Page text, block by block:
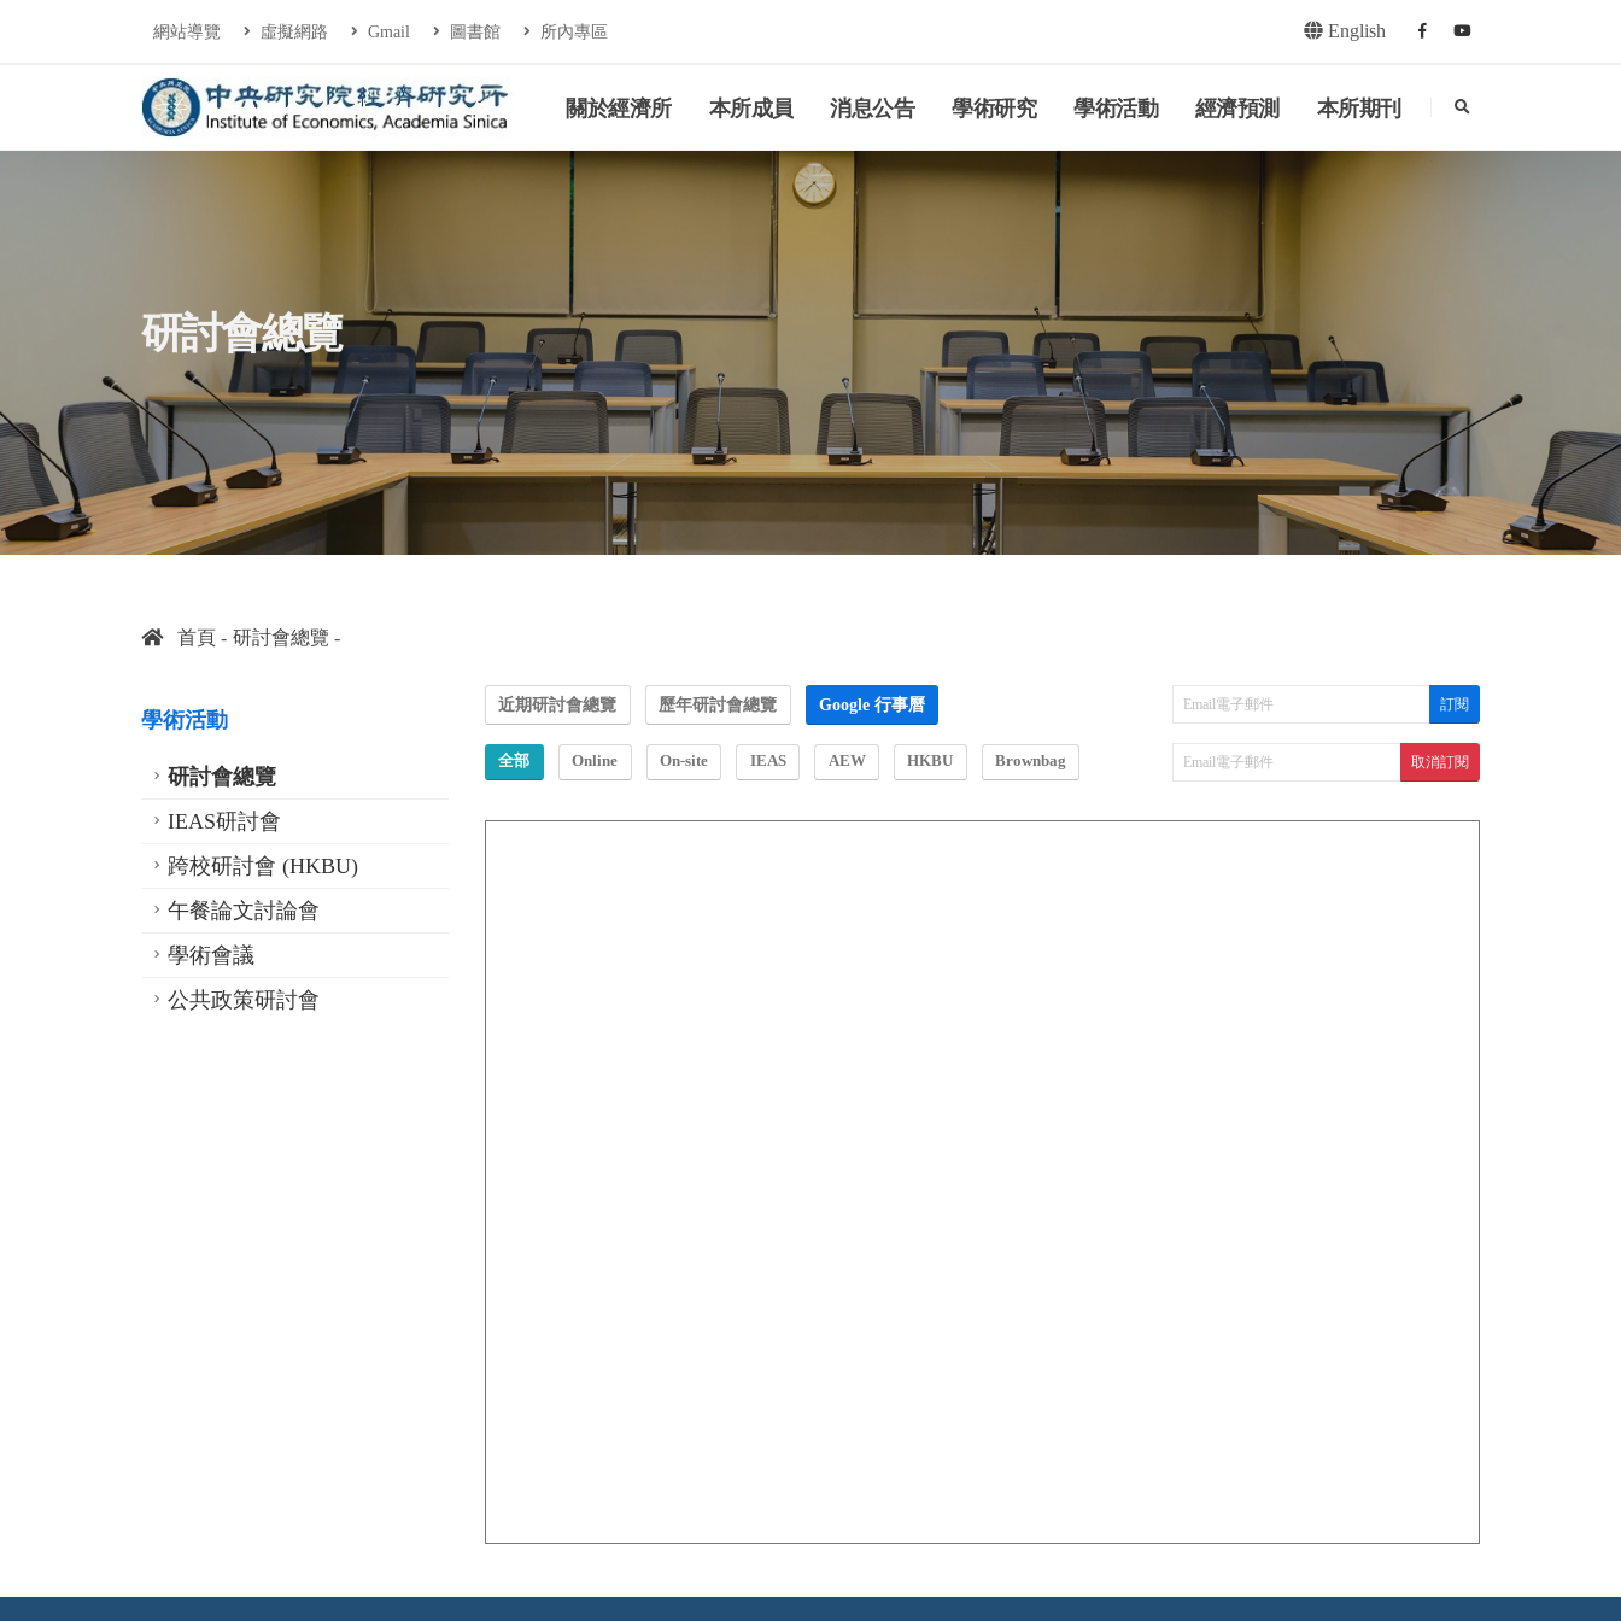
連往主要內容區塊
網站導覽 虛擬網路 Gmail 圖書館 所內專區 English Facebookyoutube
中央研究院經濟研究所關於經濟所 本所成員 消息公告 學術研究 學術活動 經濟預測 本所期刊 search
研討會總覽
首頁 研討會總覽
學術活動
研討會總覽
IEAS研討會
跨校研討會 (HKBU)
午餐論文討論會
學術會議
公共政策研討會
近期研討會總覽 歷年研討會總覽 Google 行事曆
全部 Online On-site IEAS AEW HKBU Brownbag